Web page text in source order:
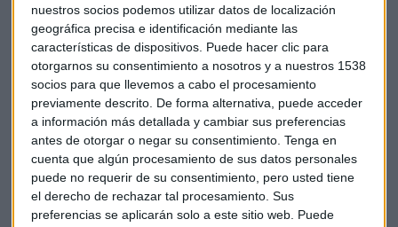
nuestros socios podemos utilizar datos de localización
geográfica precisa e identificación mediante las
características de dispositivos. Puede hacer clic para
otorgarnos su consentimiento a nosotros y a nuestros 1538
socios para que llevemos a cabo el procesamiento
previamente descrito. De forma alternativa, puede acceder
a información más detallada y cambiar sus preferencias
antes de otorgar o negar su consentimiento. Tenga en
cuenta que algún procesamiento de sus datos personales
puede no requerir de su consentimiento, pero usted tiene
el derecho de rechazar tal procesamiento. Sus
preferencias se aplicarán solo a este sitio web. Puede
Luna señala que la mejor forma de tener oro en cartera es a
través deloro físico. Otra forma es a través de certificados
o notas emitidos por una entidad con una correlación con el
oro físico y una tercera forma es a través de la inversión en
mineras.
En el binomio rentabilidad-riesgo a la hora de invertir en
deuda, la renta fija europea sigue tiendo mejor aspecto que
renta fija asiática,apunta el experto